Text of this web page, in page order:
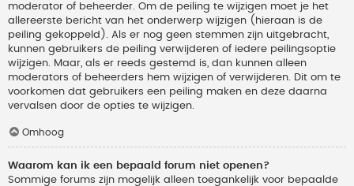
moderator of beheerder. Om de peiling te wijzigen moet je het
allereerste bericht van het onderwerp wijzigen (hieraan is de
peiling gekoppeld). Als er nog geen stemmen zijn uitgebracht,
kunnen gebruikers de peiling verwijderen of iedere peilingsoptie
wijzigen. Maar, als er reeds gestemd is, dan kunnen alleen
moderators of beheerders hem wijzigen of verwijderen. Dit om te
voorkomen dat gebruikers een peiling maken en deze daarna
vervalsen door de opties te wijzigen.
Omhoog
Waarom kan ik een bepaald forum niet openen?
Sommige forums zijn mogelijk alleen toegankelijk voor bepaalde